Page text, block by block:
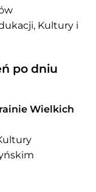
Kultury i
po dniu
Wielkich